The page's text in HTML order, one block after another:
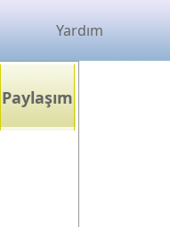
Yardım
Paylaşım